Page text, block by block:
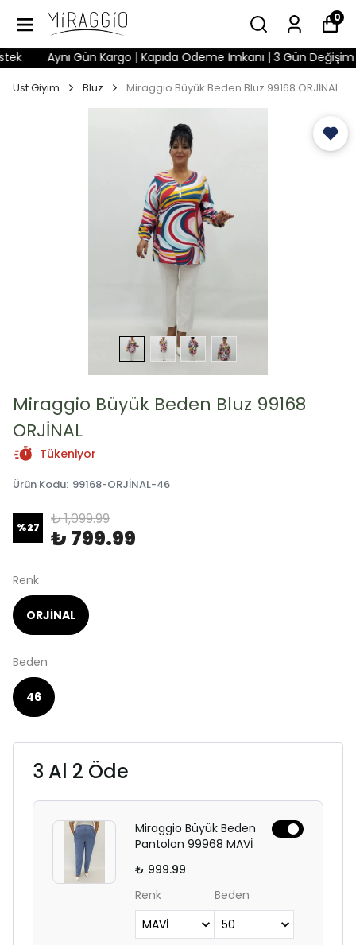
0
Aynı Gün Kargo | Kapıda Ödeme İmkanı | 3 Gün Değişim
Üst Giyim Bluz Miraggio Büyük Beden Bluz 99168 ORJİNAL
Miraggio Büyük Beden Bluz 99168
ORJİNAL
Tükeniyor
Ürün Kodu: 99168-ORJİNAL-46
%27 ₺ 1,099.99
₺ 799.99
Renk
ORJİNAL
Beden
46
3 Al 2 Öde
Miraggio Büyük Beden
Pantolon 99968 MAVİ
₺ 999.99
Renk
Beden